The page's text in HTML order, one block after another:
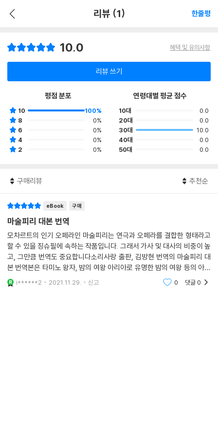
리뷰 (1) 한줄평
10.0 혜택 및 유의사항
리뷰 쓰기
평점 분포
10
100%
8
0%
6
0%
4
0%
2
0%
연령대별 평균 점수
10대
0.0
20대
0.0
30대
10.0
40대
0.0
50대
0.0
구매리뷰 추천순
eBook 구매
마술피리 대본 번역
모차르트의 인기 오페라인 마술피리는 연극과 오페라를 결합한 형태라고
할 수 있을 징슈필에 속하는 작품입니다. 그래서 가사 및 대사의 비중이 높
고, 그만큼 번역도 중요합니다소리사랑 출판, 김방현 번역의 마술피리 대
본 번역본은 타미노 왕자, 밤의 여왕 아리아로 유명한 밤의 여왕 등의 아리
아 가사, 대사 등을 꼼꼼하게 한국어로 번역했습니다. 문체 등도 자연스럽
습니다.
i******2 2021.11.29. 신고 0 댓글0